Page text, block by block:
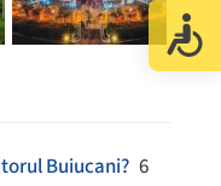
Buiucani? 6